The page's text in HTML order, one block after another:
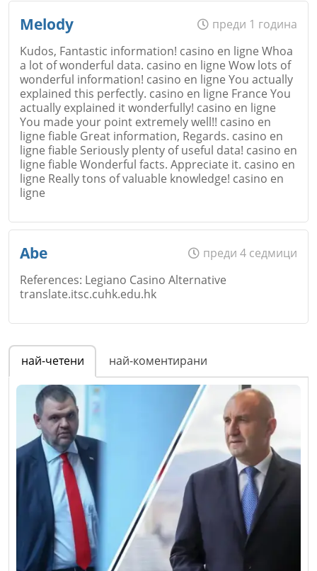
Melody
преди 1 година
Kudos, Fantastic information! casino en ligne Whoa
a lot of wonderful data. casino en ligne Wow lots of
wonderful information! casino en ligne You actually
explained this perfectly. casino en ligne France You
actually explained it wonderfully! casino en ligne
You made your point extremely well!! casino en
ligne fiable Great information, Regards. casino en
ligne fiable Seriously plenty of useful data! casino en
ligne fiable Wonderful facts. Appreciate it. casino en
ligne Really tons of valuable knowledge! casino en
ligne
Email
Коментар *
Откажи
Abe
преди 4 седмици
References: Legiano Casino Alternative
translate.itsc.cuhk.edu.hk
Име*
Email
Коментар*
най-четени най-коментирани